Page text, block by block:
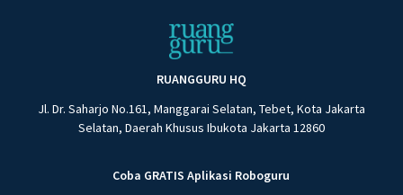
RUANGGURU HQ
Jl. Dr. Saharjo No.161, Manggarai Selatan, Tebet, Kota Jakarta
Selatan, Daerah Khusus Ibukota Jakarta 12860
Coba GRATIS Aplikasi Roboguru